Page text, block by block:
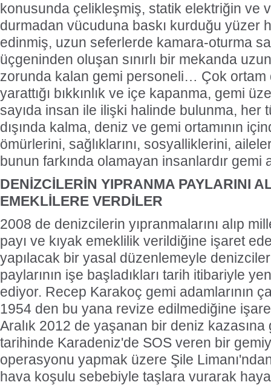
konusunda çelikleşmiş, statik elektriğin ve
durmadan vücuduna baskı kurduğu yüzer
edinmiş, uzun seferlerde kamara-oturma
üçgeninden oluşan sınırlı bir mekanda
zorunda kalan gemi personeli… Çok ortam
yarattığı bıkkınlık ve içe kapanma, gemi
sayıda insan ile ilişki halinde bulunma, her
dışında kalma, deniz ve gemi ortamının
ömürlerini, sağlıklarını, sosyalliklerini,
bunun farkında olamayan insanlardır gemi
DENİZCİLERİN YIPRANMA PAYLARINI
EMEKLİLERE VERDİLER
2008 de denizcilerin yıpranmalarını alıp
payı ve kıyak emeklilik verildiğine işaret
yapılacak bir yasal düzenlemeyle
paylarının işe başladıkları tarih itibariyle
ediyor. Recep Karakoç gemi adamlarının
1954 den bu yana revize edilmediğine
Aralık 2012 de yaşanan bir deniz kazasına
tarihinde Karadeniz'de SOS veren bir
operasyonu yapmak üzere Şile
hava koşulu sebebiyle taşlara vurarak